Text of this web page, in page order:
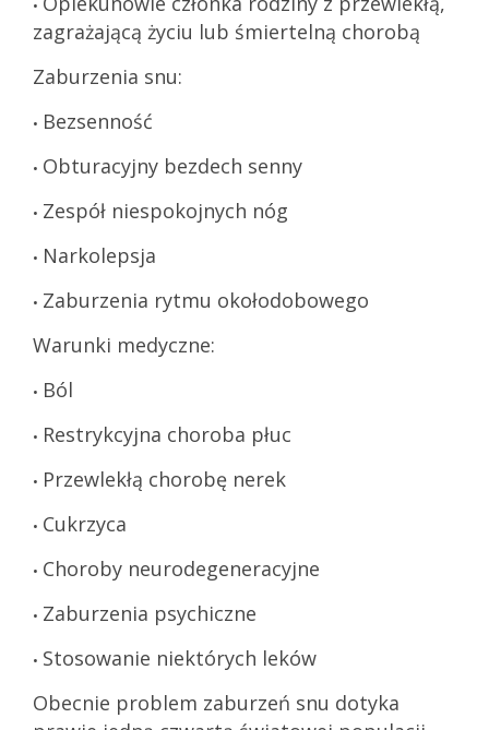
•
zagrażającą życiu lub śmiertelną chorobą
Zaburzenia snu:
• Bezsenność
• Obturacyjny bezdech senny
• Zespół niespokojnych nóg
• Narkolepsja
• Zaburzenia rytmu okołodobowego
Warunki medyczne:
• Ból
• Restrykcyjna choroba płuc
• Przewlekłą chorobę nerek
• Cukrzyca
• Choroby neurodegeneracyjne
• Zaburzenia psychiczne
• Stosowanie niektórych leków
Obecnie problem zaburzeń snu dotyka